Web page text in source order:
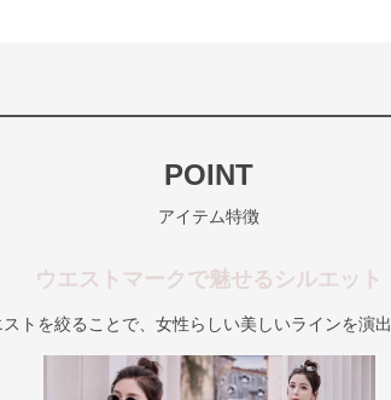
POINT
アイテム特徴
ウエストマークで魅せるシルエット
トを絞ることで、女性らしい美しいラインを演出